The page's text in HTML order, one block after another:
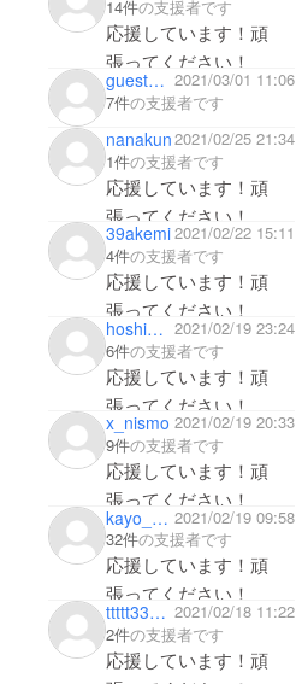
14件の支援者です
応援しています！頑
張ってください！
guest54d0c46de424 2021/03/01 11:06
7件の支援者です
nanakun2021/02/25 21:34
1件の支援者です
応援しています！頑
張ってください！
39akemi2021/02/22 15:11
4件の支援者です
応援しています！頑
張ってください！
hoshimaru 2021/02/19 23:24
6件の支援者です
応援しています！頑
張ってください！
x_nismo 2021/02/19 20:33
9件の支援者です
応援しています！頑
張ってください！
kayo_pon 2021/02/19 09:58
32件の支援者です
応援しています！頑
張ってください！
ttttt33333 2021/02/18 11:22
2件の支援者です
応援しています！頑